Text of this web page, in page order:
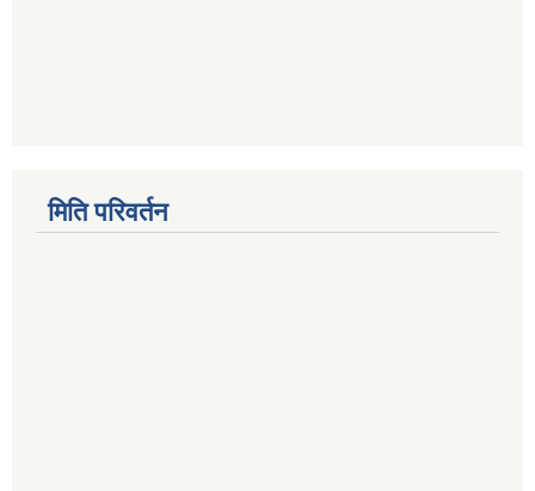
मिति परिवर्तन